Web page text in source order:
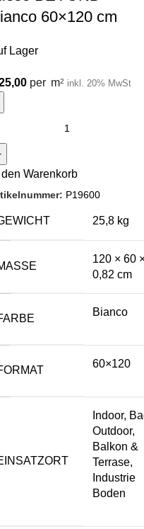
60×120 cm
Lager
per m2 inkl. 20% MwSt
den Warenkorb
P19600
25,8 kg
120 × 60
0,82 cm
Bianco
60×120
Indoor,
Outdoor,
Balkon &
Terrase,
Industrie
Boden